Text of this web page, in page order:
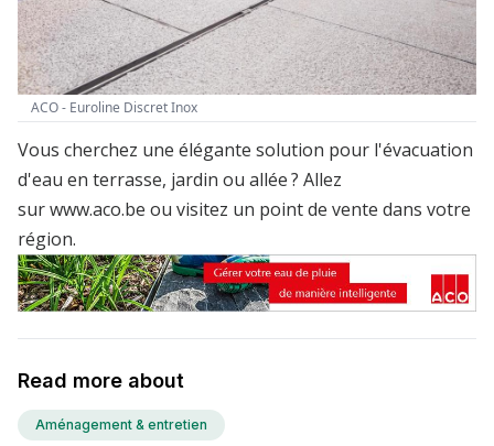
ACO - Euroline Discret Inox
Vous cherchez une élégante solution pour l'évacuation
d'eau en terrasse, jardin ou allée ? Allez
surwww.aco.be ou visitez un point de vente dans votre
région.
Read more about
Aménagement & entretien